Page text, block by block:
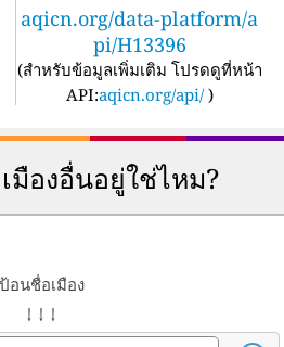
aqicn.org/data-platform/a
pi/H13396
(สำหรับข้อมูลเพิ่มเติม โปรดดูที่หน้า
API:aqicn.org/api/ )
มืองอื่นอยู่ใช่ไหม?
ป้อนชื่อเมือง
↓ ↓ ↓